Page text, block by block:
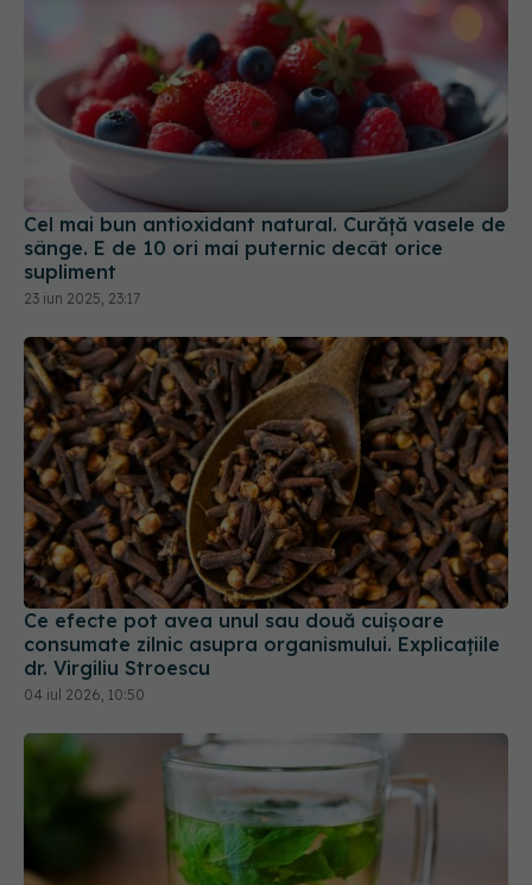
Cel mai bun antioxidant natural. Curăță vasele de
sânge. E de 10 ori mai puternic decât orice
supliment
23 iun 2025, 23:17
Ce efecte pot avea unul sau două cuișoare
consumate zilnic asupra organismului. Explicațiile
dr. Virgiliu Stroescu
04 iul 2026, 10:50